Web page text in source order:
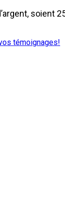
témoignages!